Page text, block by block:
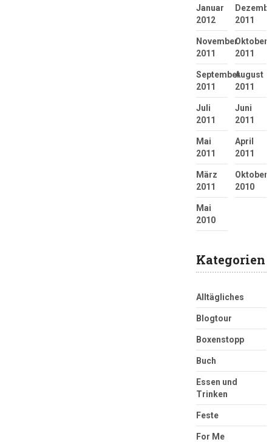
Januar
2012
2011
November
2011
Oktober
2011
September
2011
August
2011
Juli
2011
Juni
2011
Mai
2011
April
2011
März
2011
Oktober
2010
Mai
2010
Kategorien
Alltägliches
Blogtour
Boxenstopp
Buch
Essen und
Trinken
Feste
For Me